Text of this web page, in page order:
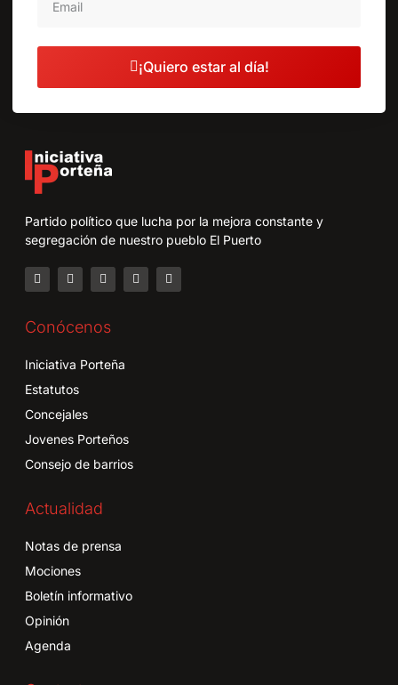
¡Quiero estar al día!
Partido político que lucha por la mejora constante y
segregación de nuestro pueblo El Puerto
Conócenos
Iniciativa Porteña
Estatutos
Concejales
Jovenes Porteños
Consejo de barrios
Actualidad
Notas de prensa
Mociones
Boletín informativo
Opinión
Agenda